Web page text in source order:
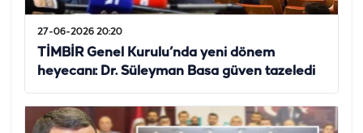
27-06-2026 20:20
TİMBİR Genel Kurulu’nda yeni dönem
heyecanı: Dr. Süleyman Basa güven tazeledi